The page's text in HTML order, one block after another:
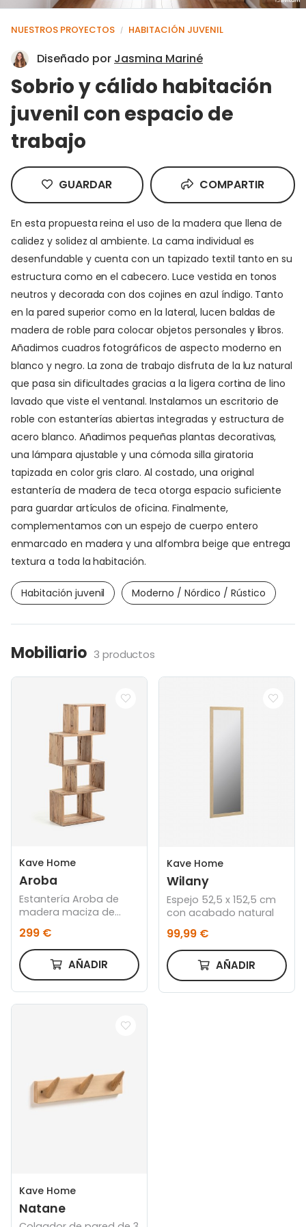
NUESTROS PROYECTOS / HABITACIÓN JUVENIL
Diseñado por Jasmina Mariné
Sobrio y cálido habitación
juvenil con espacio de
trabajo
GUARDAR COMPARTIR
En esta propuesta reina el uso de la madera que llena de
calidez y solidez al ambiente. La cama individual es
desenfundable y cuenta con un tapizado textil tanto en su
estructura como en el cabecero. Luce vestida en tonos
neutros y decorada con dos cojines en azul índigo. Tanto
en la pared superior como en la lateral, lucen baldas de
madera de roble para colocar objetos personales y libros.
Añadimos cuadros fotográficos de aspecto moderno en
blanco y negro. La zona de trabajo disfruta de la luz natural
que pasa sin dificultades gracias a la ligera cortina de lino
lavado que viste el ventanal. Instalamos un escritorio de
roble con estanterías abiertas integradas y estructura de
acero blanco. Añadimos pequeñas plantas decorativas,
una lámpara ajustable y una cómoda silla giratoria
tapizada en color gris claro. Al costado, una original
estantería de madera de teca otorga espacio suficiente
para guardar artículos de oficina. Finalmente,
complementamos con un espejo de cuerpo entero
enmarcado en madera y una alfombra beige que entrega
textura a toda la habitación.
Habitación juvenil Moderno / Nórdico / Rústico
Mobiliario 3 productos
Kave Home
Aroba
Estantería Aroba de
madera maciza de
cm
299 €
AÑADIR
Kave Home
Wilany
Espejo 52,5 x 152,5 cm
con acabado natural
99,99 €
AÑADIR
Kave Home
Natane